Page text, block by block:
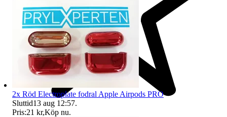
2x Röd Electroplate fodral Apple Airpods PRO
Sluttid13 aug 12:57.
Pris:21 kr,Köp nu.